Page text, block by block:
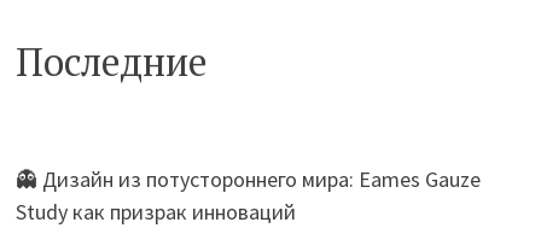
Последние
👻 Дизайн из потустороннего мира: Eames Gauze
Study как призрак инноваций